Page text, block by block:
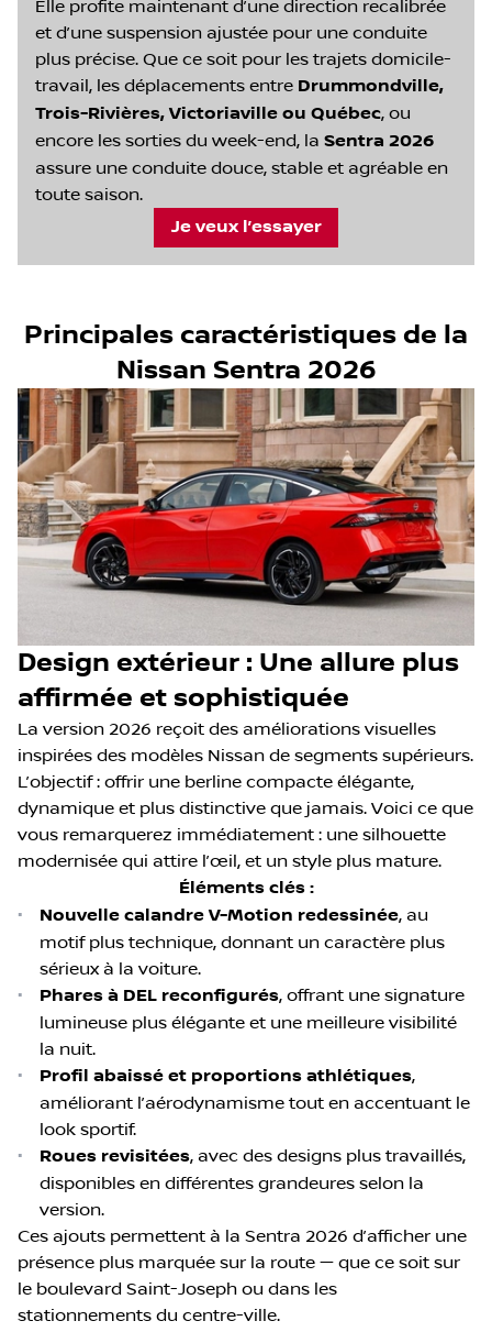
Elle profite maintenant d’une direction recalibrée
et d’une suspension ajustée pour une conduite
plus précise. Que ce soit pour les trajets domicile-
travail, les déplacements entre Drummondville,
Trois-Rivières, Victoriaville ou Québec, ou
encore les sorties du week-end, la Sentra 2026
assure une conduite douce, stable et agréable en
toute saison.
Je veux l’essayer
Principales caractéristiques de la
Nissan Sentra 2026
Design extérieur : Une allure plus
affirmée et sophistiquée
La version 2026 reçoit des améliorations visuelles
inspirées des modèles Nissan de segments supérieurs.
L’objectif : offrir une berline compacte élégante,
dynamique et plus distinctive que jamais. Voici ce que
vous remarquerez immédiatement : une silhouette
modernisée qui attire l’œil, et un style plus mature.
Éléments clés :
• Nouvelle calandre V-Motion redessinée, au
motif plus technique, donnant un caractère plus
sérieux à la voiture.
•
Phares à DEL reconfigurés, offrant une signature
lumineuse plus élégante et une meilleure visibilité
la nuit.
•
Profil abaissé et proportions athlétiques,
améliorant l’aérodynamisme tout en accentuant le
look sportif.
•
Roues revisitées, avec des designs plus travaillés,
disponibles en différentes grandeures selon la
version.
Ces ajouts permettent à la Sentra 2026 d’afficher une
présence plus marquée sur la route — que ce soit sur
le boulevard Saint-Joseph ou dans les
stationnements du centre-ville.